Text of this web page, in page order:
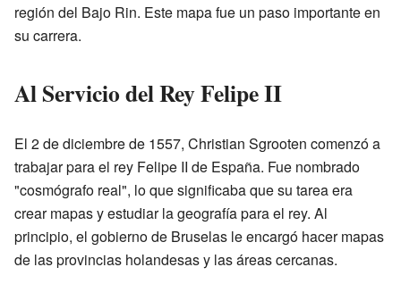
región del Bajo Rin. Este mapa fue un paso importante en
su carrera.
Al Servicio del Rey Felipe II
El 2 de diciembre de 1557, Christian Sgrooten comenzó a
trabajar para el rey Felipe II de España. Fue nombrado
"cosmógrafo real", lo que significaba que su tarea era
crear mapas y estudiar la geografía para el rey. Al
principio, el gobierno de Bruselas le encargó hacer mapas
de las provincias holandesas y las áreas cercanas.